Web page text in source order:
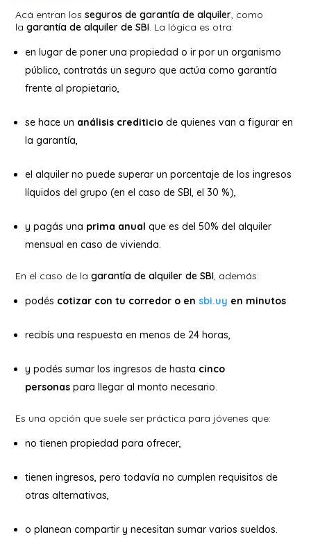
Acá entran losseguros de garantía de alquiler , como
lagarantía de alquiler de SBI . La lógica es otra:
en lugar de poner una propiedad o ir por un organismo
público, contratás un seguro que actúa como garantía
frente al propietario,
se hace un análisis crediticio de quienes van a figurar en
la garantía,
el alquiler no puede superar un porcentaje de los ingresos
líquidos del grupo (en el caso de SBI, el 30 %),
y pagás una prima anual que es del 50% del alquiler
mensual en caso de vivienda.
En el caso de lagarantía de alquiler de SBI , además:
podés cotizar con tu corredor o ensbi.uy en minutos
recibís una respuesta en menos de 24 horas,
y podés sumar los ingresos de hasta cinco
personas para llegar al monto necesario.
Es una opción que suele ser práctica para jóvenes que:
no tienen propiedad para ofrecer,
tienen ingresos, pero todavía no cumplen requisitos de
otras alternativas,
o planean compartir y necesitan sumar varios sueldos.